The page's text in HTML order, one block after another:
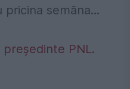
semăna...